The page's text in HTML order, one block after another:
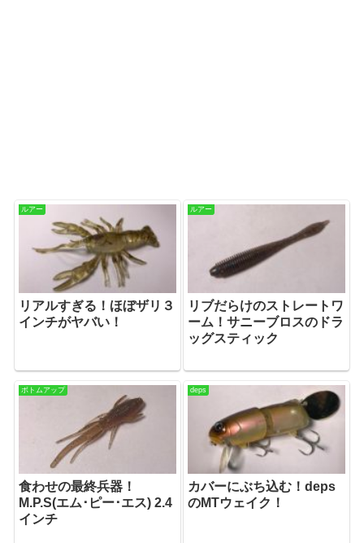
ルアー
リアルすぎる！ほぼザリ３
インチがヤバい！
ルアー
リブだらけのストレートワ
ーム！サニーブロスのドラ
ッグスティック
ボトムアップ
食わせの最終兵器！
M.P.S(エム･ピー･エス) 2.4
インチ
deps
カバーにぶち込む！deps
のMTウェイク！